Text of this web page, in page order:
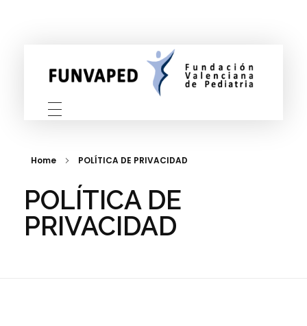
FUNVAPED
Fundación Valenciana de Pediatria
Home POLÍTICA DE PRIVACIDAD
POLÍTICA DE
PRIVACIDAD